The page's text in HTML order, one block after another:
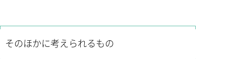
そのほかに考えられるもの